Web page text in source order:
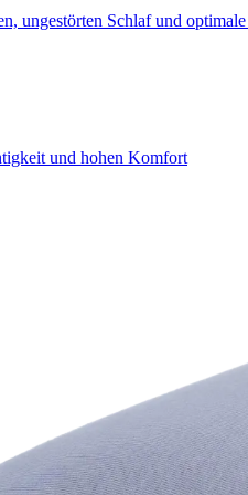
ungestörten Schlaf und
und hohen Komfort